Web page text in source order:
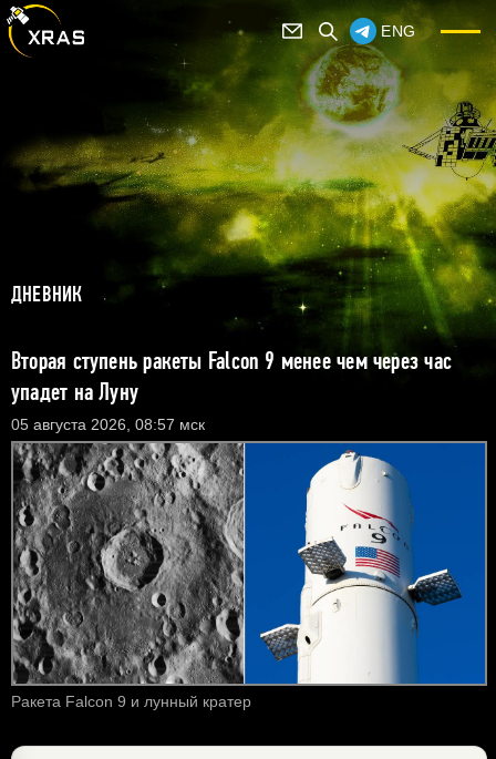
ENG
ДНЕВНИК
Вторая ступень ракеты Falcon 9 менее чем через час
упадет на Луну
05 августа 2026, 08:57 мск
Ракета Falcon 9 и лунный кратер